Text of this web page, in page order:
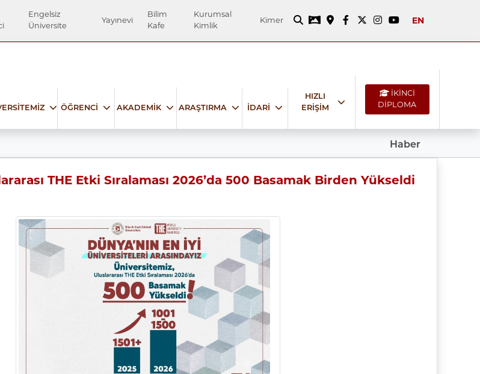
Engelsiz
Üniversite
Yayınevi
Bilim
Kafe
Kurumsal
Kimlik
Kimer EN
ÖĞRENCİ AKADEMİK ARAŞTIRMA İDARİ
HIZLI
ERİŞİM
İKİNCİ
DİPLOMA
Haber
THE Etki Sıralaması 2026’da 500 Basamak Birden Yükseldi